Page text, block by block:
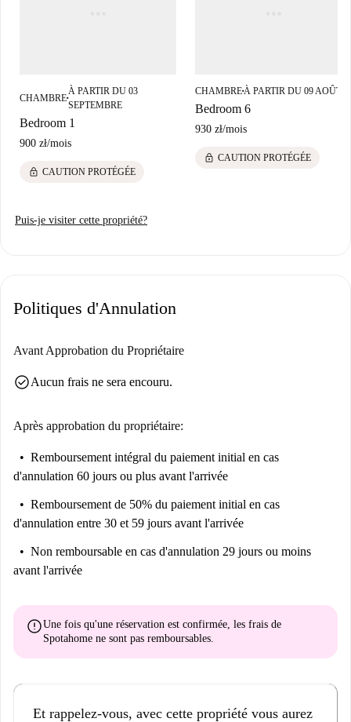
CHAMBRE■
À PARTIR DU 03
SEPTEMBRE
Bedroom 1
900 zł/mois
lock CAUTION PROTÉGÉE
CHAMBRE■À PARTIR DU 09 AOÛT
Bedroom 6
930 zł/mois
lock CAUTION PROTÉGÉE
Puis-je visiter cette propriété?
Politiques d'Annulation
Avant Approbation du Propriétaire
check_circleAucun frais ne sera encouru.
Après approbation du propriétaire:
Remboursement intégral du paiement initial en cas
d'annulation 60 jours ou plus avant l'arrivée
Remboursement de 50% du paiement initial en cas
d'annulation entre 30 et 59 jours avant l'arrivée
Non remboursable en cas d'annulation 29 jours ou moins
avant l'arrivée
errorUne fois qu'une réservation est confirmée, les frais de
Spotahome ne sont pas remboursables
Et rappelez-vous, avec cette propriété vous aurez